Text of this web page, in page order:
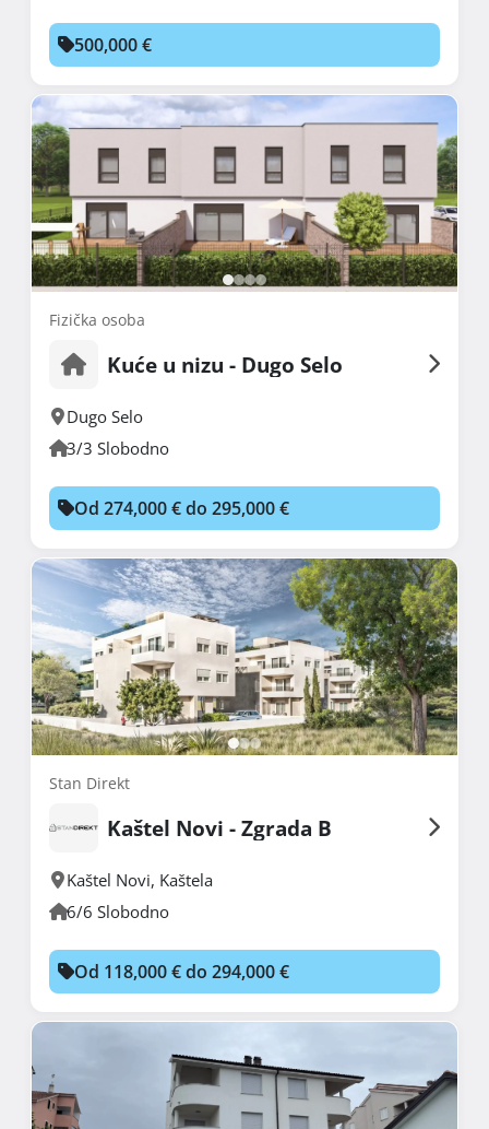
500,000 €
Fizička osoba
Kuće u nizu - Dugo Selo
Dugo Selo
3/3 Slobodno
Od 274,000 € do 295,000 €
Stan Direkt
Kaštel Novi - Zgrada B
Kaštel Novi, Kaštela
6/6 Slobodno
Od 118,000 € do 294,000 €